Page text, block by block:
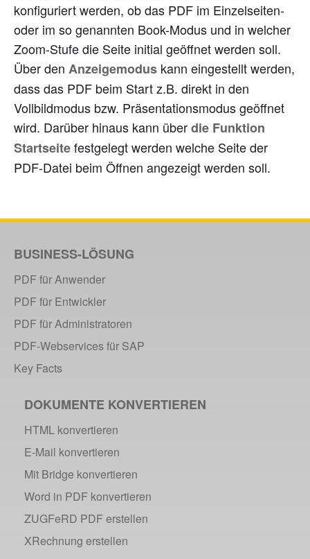
konfiguriert werden, ob das PDF im Einzelseiten-
oder im so genannten Book-Modus und in welcher
Zoom-Stufe die Seite initial geöffnet werden soll.
Über den Anzeigemodus kann eingestellt werden,
dass das PDF beim Start z.B. direkt in den
Vollbildmodus bzw. Präsentationsmodus geöffnet
wird. Darüber hinaus kann überdie Funktion
Startseitefestgelegt werden welche Seite der
PDF-Datei beim Öffnen angezeigt werden soll.
BUSINESS-LÖSUNG
PDF für Anwender
PDF für Entwickler
PDF für Administratoren
PDF-Webservices für SAP
Key Facts
DOKUMENTE KONVERTIEREN
HTML konvertieren
E-Mail konvertieren
Mit Bridge konvertieren
Word in PDF konvertieren
ZUGFeRD PDF erstellen
XRechnung erstellen